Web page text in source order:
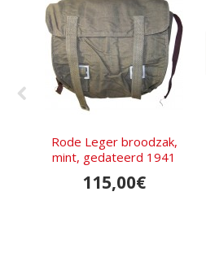
Rode Leger broodzak,
mint, gedateerd 1941
115,00€